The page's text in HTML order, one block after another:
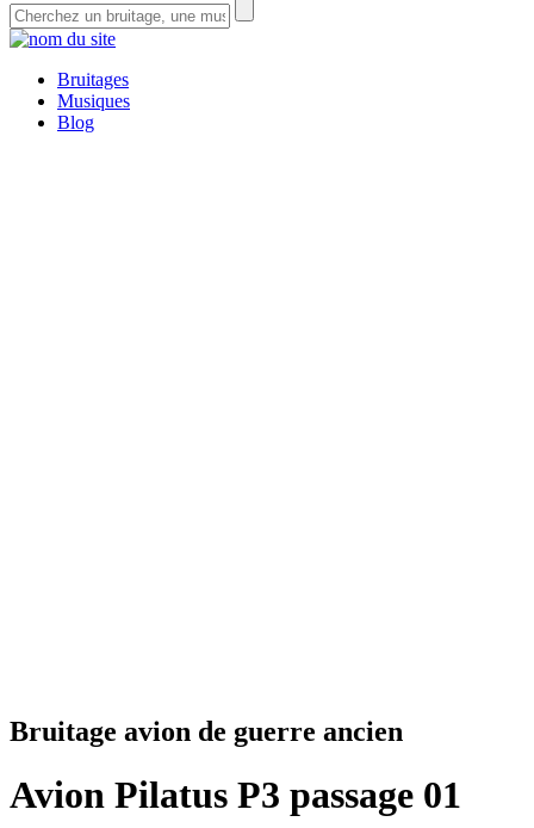
Bruitages
Musiques
Blog
Bruitage avion de guerre ancien
Avion Pilatus P3 passage 01